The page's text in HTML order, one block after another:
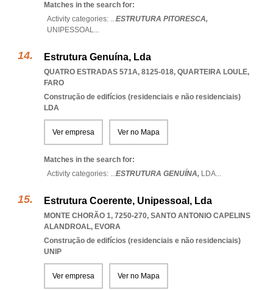
Matches in the search for:
Activity categories: ...ESTRUTURA PITORESCA,
UNIPESSOAL...
Estrutura Genuína, Lda
QUATRO ESTRADAS 571A, 8125-018, QUARTEIRA LOULE,
FARO
Construção de edifícios (residenciais e não residenciais)
LDA
Ver empresa Ver no Mapa
Matches in the search for:
Activity categories: ...ESTRUTURA GENUÍNA, LDA...
Estrutura Coerente, Unipessoal, Lda
MONTE CHORÃO 1, 7250-270, SANTO ANTONIO CAPELINS
ALANDROAL, EVORA
Construção de edifícios (residenciais e não residenciais)
UNIP
Ver empresa Ver no Mapa